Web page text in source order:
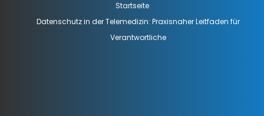
Startseite
Datenschutz in der Telemedizin: Praxisnaher Leitfaden für
Verantwortliche